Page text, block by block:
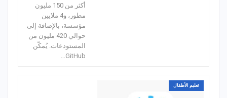
أكثر من 150 مليون
مطور، و4 ملايين
مؤسسة، بالإضافة إلى
حوالي 420 مليون من
المستودعات. يُمكّن
GitHub…
تعليم الأطفال